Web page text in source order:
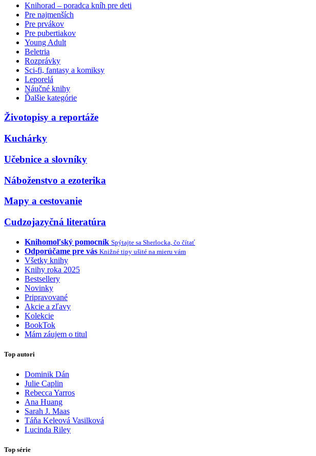
Knihorad – poradca kníh pre deti
Pre najmenších
Pre prvákov
Pre pubertiakov
Young Adult
Beletria
Rozprávky
Sci-fi, fantasy a komiksy
Leporelá
Náučné knihy
Ďalšie kategórie
Životopisy a reportáže
Kuchárky
Učebnice a slovníky
Náboženstvo a ezoterika
Mapy a cestovanie
Cudzojazyčná literatúra
Knihomoľský pomocník Spýtajte sa Sherlocka, čo čítať
Odporúčame pre vás Knižné tipy ušité na mieru vám
Všetky knihy
Knihy roka 2025
Bestsellery
Novinky
Pripravované
Akcie a zľavy
Kolekcie
BookTok
Mám záujem o titul
Top autori
Dominik Dán
Julie Caplin
Rebecca Yarros
Ana Huang
Sarah J. Maas
Táňa Keleová Vasilková
Lucinda Riley
Top série